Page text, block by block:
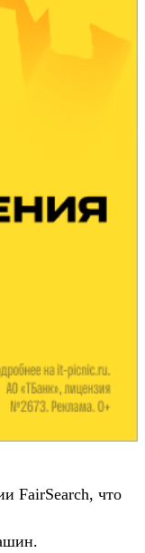
FairSearch, что